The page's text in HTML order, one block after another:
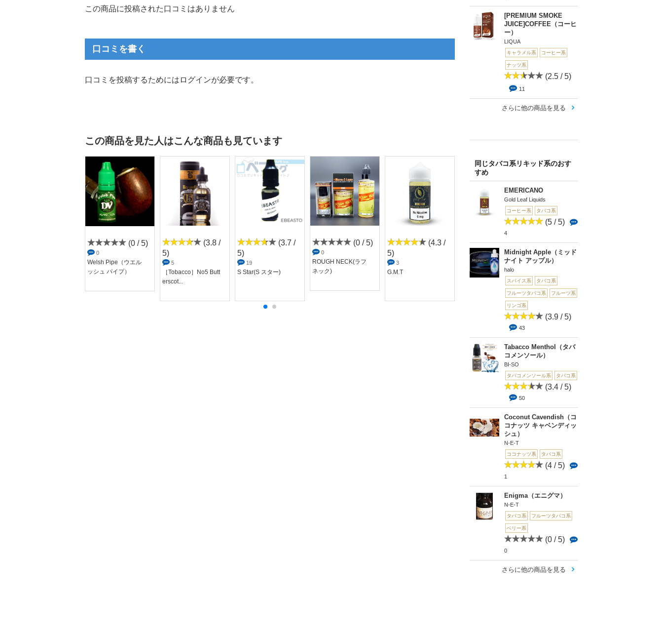
[PREMIUM SMOKE
JUICE]COFFEE（コーヒ
ー）
LIQUA
キャラメル系 コーヒー系
ナッツ系
(2.5 / 5)
11
さらに他の商品を見る
同じタバコ系リキッド系のおす
すめ
EMERICANO
Gold Leaf Liquids
コーヒー系 タバコ系
(5 / 5)
4
Midnight Apple（ミッド
ナイト アップル）
halo
スパイス系 タバコ系
フルーツタバコ系 フルーツ系
リンゴ系
(3.9 / 5)
43
Tabacco Menthol（タバ
コメンソール）
BI-SO
タバコメンソール系 タバコ系
(3.4 / 5)
50
Coconut Cavendish（コ
コナッツ キャベンディッ
シュ）
N-E-T
ココナッツ系 タバコ系
(4 / 5)
1
Enigma（エニグマ）
N-E-T
タバコ系 フルーツタバコ系
ベリー系
(0 / 5)
0
さらに他の商品を見る
この商品に投稿された口コミはありません
口コミを書く
口コミを投稿するためにはログインが必要です。
この商品を見た人はこんな商品も見ています
(0 / 5)
0
Welsh Pipe（ウエル
ッシュ パイプ）
(3.8 /
5)
5
［Tobacco］No5 Butt
erscot...
(3.7 /
5)
19
S Star(S スター)
(0 / 5)
0
ROUGH NECK(ラフ
ネック)
(4.3 /
5)
3
G.M.T
(3 / 5)
4
[香料原液]Virginia(バ
ージニア)
(4 / 5)
1
RY4(ＲＹ４)